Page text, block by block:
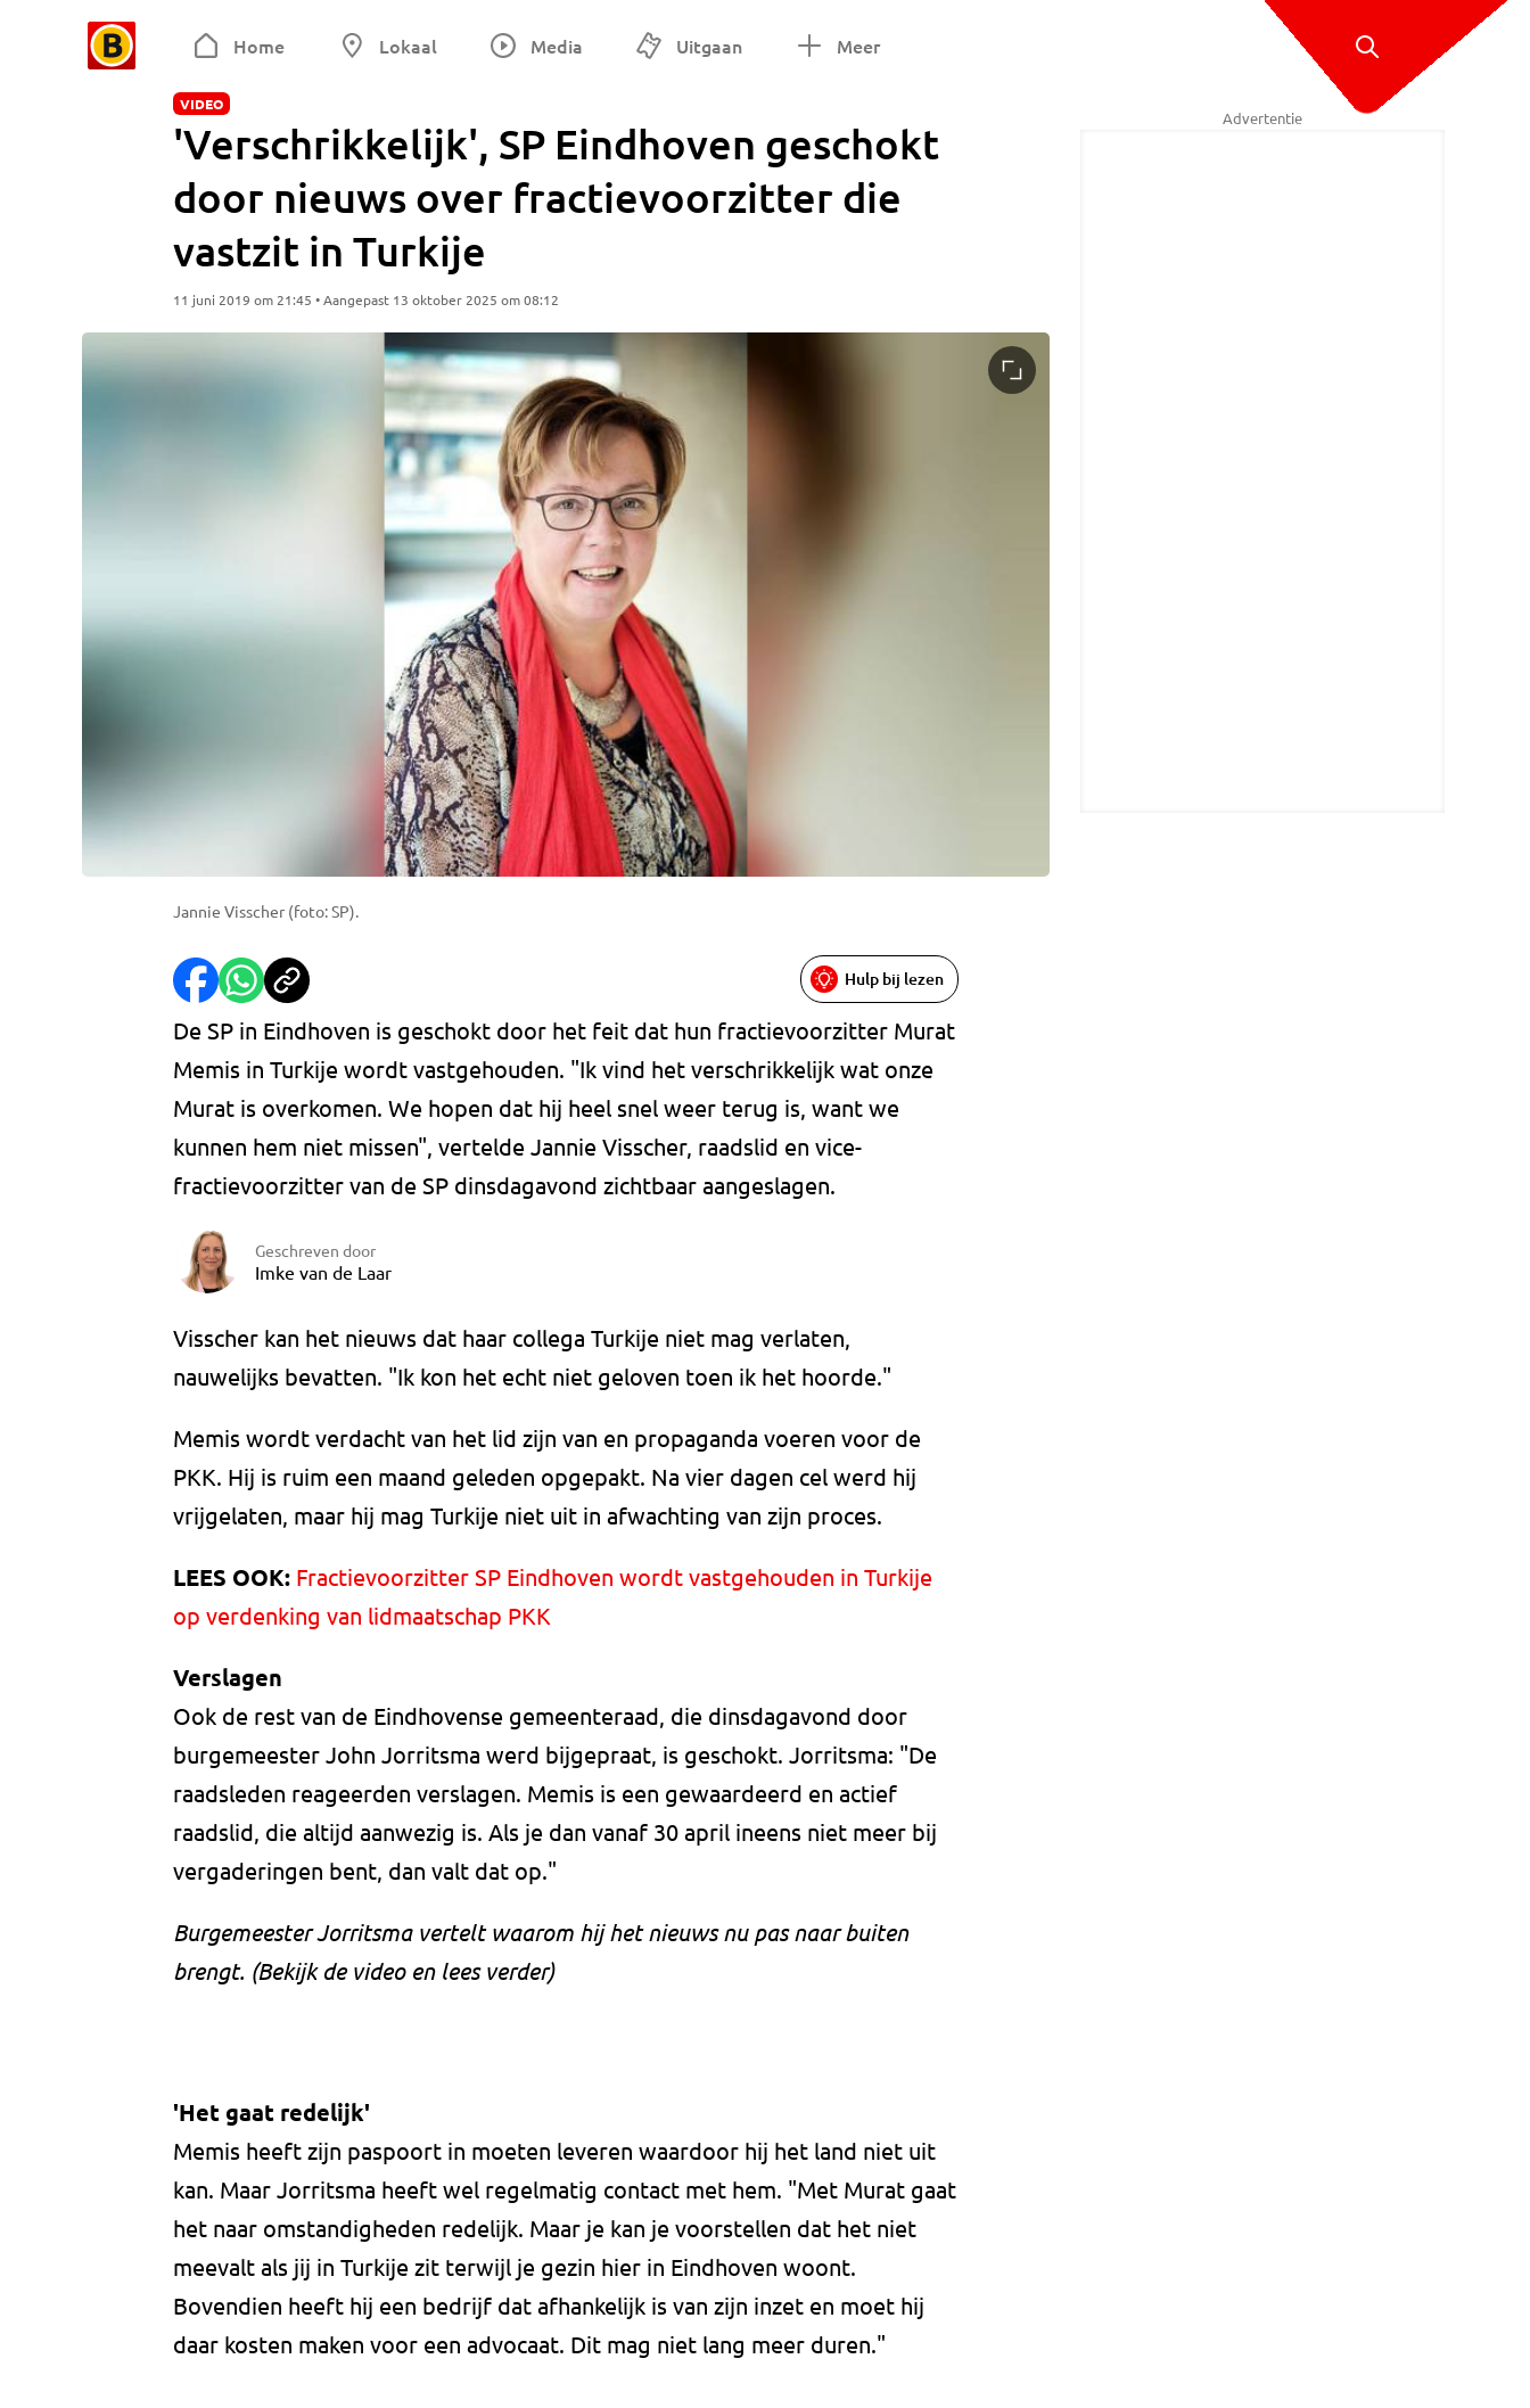
Home Lokaal Media Uitgaan Meer
VIDEO
'Verschrikkelijk', SP Eindhoven geschokt
door nieuws over fractievoorzitter die
vastzit in Turkije
11 juni 2019 om 21:45 • Aangepast 13 oktober 2025 om 08:12
Jannie Visscher (foto: SP).
Hulp bij lezen
De SP in Eindhoven is geschokt door het feit dat hun fractievoorzitter Murat
Memis in Turkije wordt vastgehouden. "Ik vind het verschrikkelijk wat onze
Murat is overkomen. We hopen dat hij heel snel weer terug is, want we
kunnen hem niet missen", vertelde Jannie Visscher, raadslid en vice-
fractievoorzitter van de SP dinsdagavond zichtbaar aangeslagen.
Geschreven door
Imke van de Laar
Visscher kan het nieuws dat haar collega Turkije niet mag verlaten,
nauwelijks bevatten. "Ik kon het echt niet geloven toen ik het hoorde."
Memis wordt verdacht van het lid zijn van en propaganda voeren voor de
PKK. Hij is ruim een maand geleden opgepakt. Na vier dagen cel werd hij
vrijgelaten, maar hij mag Turkije niet uit in afwachting van zijn proces.
LEES OOK: Fractievoorzitter SP Eindhoven wordt vastgehouden in Turkije
op verdenking van lidmaatschap PKK
Verslagen
Ook de rest van de Eindhovense gemeenteraad, die dinsdagavond door
burgemeester John Jorritsma werd bijgepraat, is geschokt. Jorritsma: "De
raadsleden reageerden verslagen. Memis is een gewaardeerd en actief
raadslid, die altijd aanwezig is. Als je dan vanaf 30 april ineens niet meer bij
vergaderingen bent, dan valt dat op."
Burgemeester Jorritsma vertelt waarom hij het nieuws nu pas naar buiten
brengt. (Bekijk de video en lees verder)
'Het gaat redelijk'
Memis heeft zijn paspoort in moeten leveren waardoor hij het land niet uit
kan. Maar Jorritsma heeft wel regelmatig contact met hem. "Met Murat gaat
het naar omstandigheden redelijk. Maar je kan je voorstellen dat het niet
meevalt als jij in Turkije zit terwijl je gezin hier in Eindhoven woont.
Bovendien heeft hij een bedrijf dat afhankelijk is van zijn inzet en moet hij
daar kosten maken voor een advocaat. Dit mag niet lang meer duren."
Advertentie